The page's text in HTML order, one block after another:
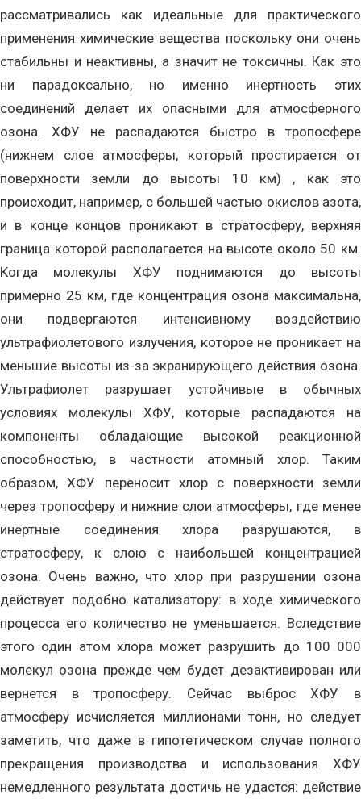
рассматривались как идеальные для практического
применения химические вещества поскольку они очень
стабильны и неактивны, а значит не токсичны. Как это
ни парадоксально, но именно инертность этих
соединений делает их опасными для атмосферного
озона. ХФУ не распадаются быстро в тропосфере
(нижнем слое атмосферы, который простирается от
поверхности земли до высоты 10 км) , как это
происходит, например, с большей частью окислов азота,
и в конце концов проникают в стратосферу, верхняя
граница которой располагается на высоте около 50 км.
Когда молекулы ХФУ поднимаются до высоты
примерно 25 км, где концентрация озона максимальна,
они подвергаются интенсивному воздействию
ультрафиолетового излучения, которое не проникает на
меньшие высоты из-за экранирующего действия озона.
Ультрафиолет разрушает устойчивые в обычных
условиях молекулы ХФУ, которые распадаются на
компоненты обладающие высокой реакционной
способностью, в частности атомный хлор. Таким
образом, ХФУ переносит хлор с поверхности земли
через тропосферу и нижние слои атмосферы, где менее
инертные соединения хлора разрушаются, в
стратосферу, к слою с наибольшей концентрацией
озона. Очень важно, что хлор при разрушении озона
действует подобно катализатору: в ходе химического
процесса его количество не уменьшается. Вследствие
этого один атом хлора может разрушить до 100 000
молекул озона прежде чем будет дезактивирован или
вернется в тропосферу. Сейчас выброс ХФУ в
атмосферу исчисляется миллионами тонн, но следует
заметить, что даже в гипотетическом случае полного
прекращения производства и использования ХФУ
немедленного результата достичь не удастся: действие